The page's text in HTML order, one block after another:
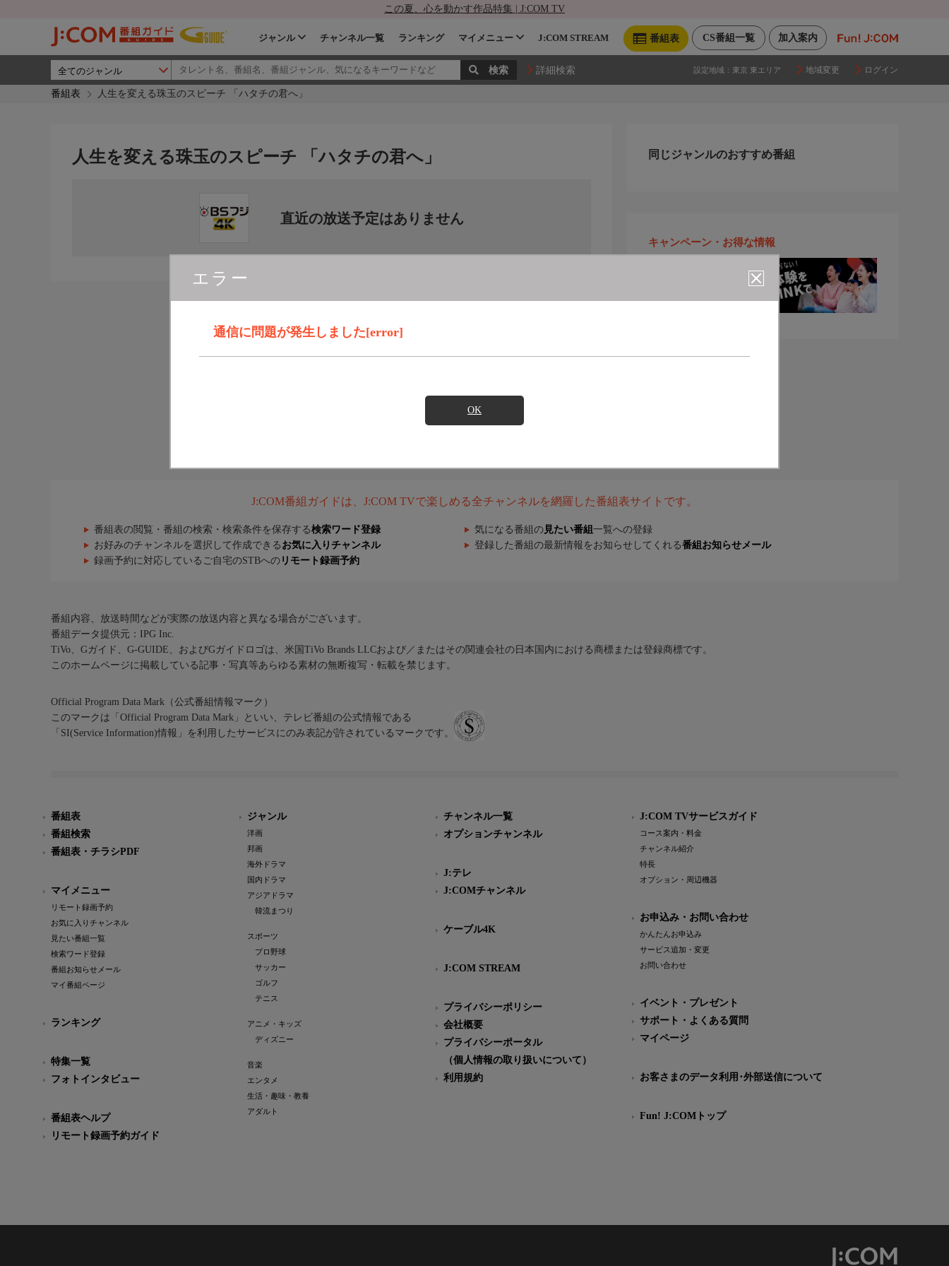
この夏、心を動かす作品特集 | J:COM TV
加入案内
CS番組一覧
番組表
ジャンル チャンネル一覧 ランキング マイメニュー J:COM STREAM
詳細検索 設定地域： 東京 東エリア 地域変更 ログイン
番組表 人生を変える珠玉のスピーチ 「ハタチの君へ」
エラー
通信に問題が発生しました[error]
OK
人生を変える珠玉のスピーチ 「ハタチの君へ」
直近の放送予定はありません
同じジャンルのおすすめ番組
キャンペーン・お得な情報
J:COM番組ガイドは、J:COM TVで楽しめる全チャンネルを網羅した番組表サイトです。
番組表の閲覧・番組の検索・検索条件を保存する検索ワード登録 気になる番組の 見たい番組 一覧への登録
お好みのチャンネルを選択して作成できる お気に入りチャンネル 登録した番組の最新情報をお知らせしてくれる番組お知らせメール
録画予約に対応しているご自宅のSTBへの リモート録画予約
番組内容、放送時間などが実際の放送内容と異なる場合がございます。
番組データ提供元：IPG Inc.
TiVo、Gガイド、G-GUIDE、およびGガイドロゴは、米国TiVo Brands LLCおよび／またはその関連会社の日本国内における商標または登録商標です。
このホームページに掲載している記事・写真等あらゆる素材の無断複写・転載を禁じます。
Official Program Data Mark（公式番組情報マーク）
このマークは「Official Program Data Mark」といい、テレビ番組の公式情報である
「SI(Service Information)情報」を利用したサービスにのみ表記が許されているマークです。
番組表
番組検索
番組表・チラシPDF
マイメニュー
リモート録画予約
お気に入りチャンネル
見たい番組一覧
検索ワード登録
番組お知らせメール
マイ番組ページ
ランキング
特集一覧
フォトインタビュー
番組表ヘルプ
リモート録画予約ガイド
ジャンル
洋画
邦画
海外ドラマ
国内ドラマ
アジアドラマ
韓流まつり
スポーツ
プロ野球
サッカー
ゴルフ
テニス
アニメ・キッズ
ディズニー
音楽
エンタメ
生活・趣味・教養
アダルト
チャンネル一覧
オプションチャンネル
J:テレ
J:COMチャンネル
ケーブル4K
J:COM STREAM
プライバシーポリシー
会社概要
プライバシーポータル
（個人情報の取り扱いについて）
利用規約
J:COM TVサービスガイド
コース案内・料金
チャンネル紹介
特長
オプション・周辺機器
お申込み・お問い合わせ
かんたんお申込み
サービス追加・変更
お問い合わせ
イベント・プレゼント
サポート・よくある質問
マイページ
お客さまのデータ利用･外部送信について
Fun! J:COMトップ